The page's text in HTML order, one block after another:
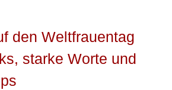
den Weltfrauentag
starke Worte und